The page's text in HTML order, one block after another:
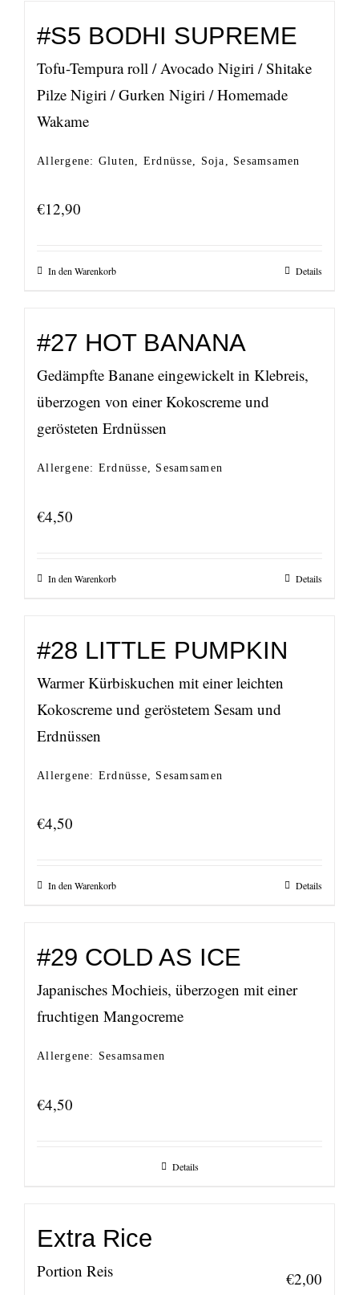
#S5 BODHI SUPREME
Tofu-Tempura roll / Avocado Nigiri / Shitake
Pilze Nigiri / Gurken Nigiri / Homemade
Wakame
Allergene: Gluten, Erdnüsse, Soja, Sesamsamen
€12,90
In den Warenkorb Details
#27 HOT BANANA
Gedämpfte Banane eingewickelt in Klebreis,
überzogen von einer Kokoscreme und
gerösteten Erdnüssen
Allergene: Erdnüsse, Sesamsamen
€4,50
In den Warenkorb Details
#28 LITTLE PUMPKIN
Warmer Kürbiskuchen mit einer leichten
Kokoscreme und geröstetem Sesam und
Erdnüssen
Allergene: Erdnüsse, Sesamsamen
€4,50
In den Warenkorb Details
#29 COLD AS ICE
Japanisches Mochieis, überzogen mit einer
fruchtigen Mangocreme
Allergene: Sesamsamen
€4,50
Details
Extra Rice
Portion Reis €2,00